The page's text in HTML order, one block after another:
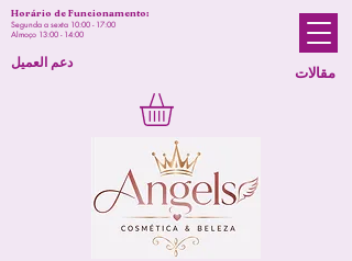
مقالات
Horário de Funcionamento:
Segunda a sexta 10:00 - 17:00
Almoço 13:00 - 14:00
دعم العميل